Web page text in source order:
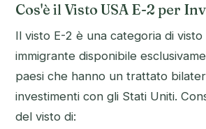
Cos'è il Visto USA E-2 per
Il visto E-2 è una categoria di
immigrante disponibile
paesi che hanno un trattato
investimenti con gli Stati Uniti.
del visto di: